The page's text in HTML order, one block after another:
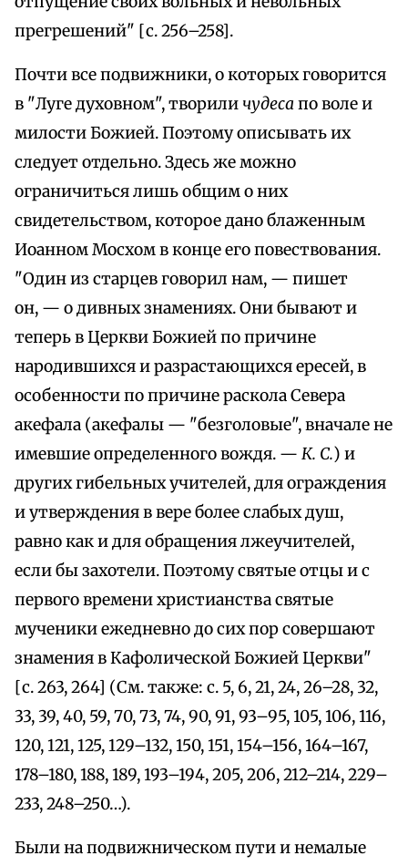
прегрешений" [с. 256–258].
Почти все подвижники, о которых говорится
в "Луге духовном", твориличудесапо воле и
милости Божией. Поэтому описывать их
следует отдельно. Здесь же можно
ограничиться лишь общим о них
свидетельством, которое дано блаженным
Иоанном Мосхом в конце его повествования.
"Один из старцев говорил нам, — пишет
он, — о дивных знамениях. Они бывают и
теперь в Церкви Божией по причине
народившихся и разрастающихся ересей, в
особенности по причине раскола Севера
акефала (акефалы — "безголовые", вначале не
имевшие определенного вождя. — К. С.) и
других гибельных учителей, для ограждения
и утверждения в вере более слабых душ,
равно как и для обращения лжеучителей,
если бы захотели. Поэтому святые отцы и с
первого времени христианства святые
мученики ежедневно до сих пор совершают
знамения в Кафолической Божией Церкви"
[с. 263, 264] (См. также: с. 5, 6, 21, 24, 26–28, 32,
33, 39, 40, 59, 70, 73, 74, 90, 91, 93–95, 105, 106, 116,
120, 121, 125, 129–132, 150, 151, 154–156, 164–167,
178–180, 188, 189, 193–194, 205, 206, 212–214, 229–
233, 248–250…).
Были на подвижническом пути и немалые